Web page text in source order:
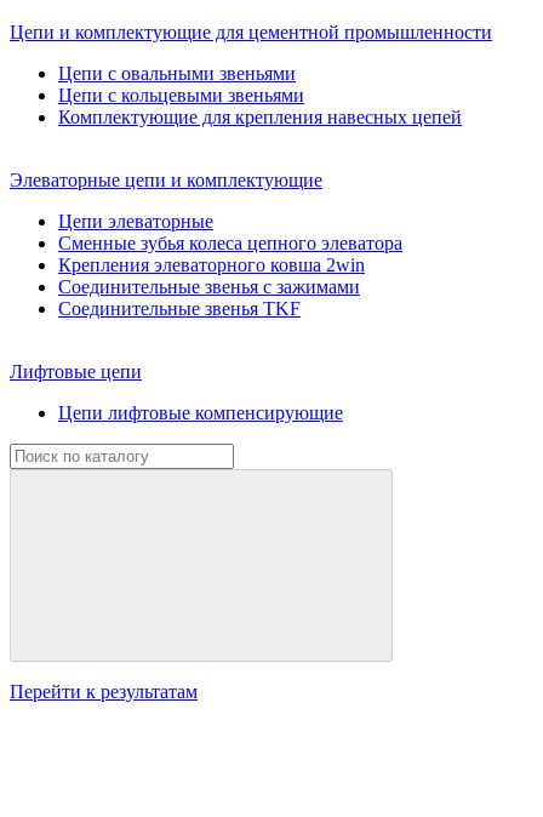
Цепи и комплектующие для цементной промышленности
Цепи с овальными звеньями
Цепи с кольцевыми звеньями
Комплектующие для крепления навесных цепей
Элеваторные цепи и комплектующие
Цепи элеваторные
Сменные зубья колеса цепного элеватора
Крепления элеваторного ковша 2win
Соединительные звенья с зажимами
Соединительные звенья TKF
Лифтовые цепи
Цепи лифтовые компенсирующие
Перейти к результатам